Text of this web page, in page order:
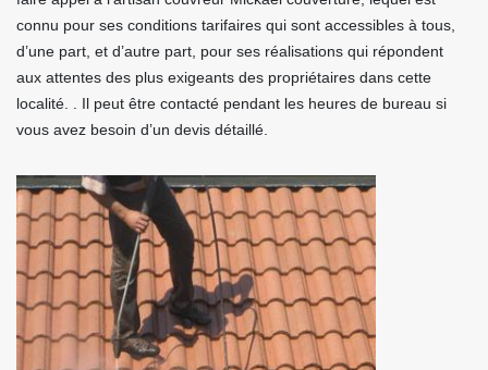
connu pour ses conditions tarifaires qui sont accessibles à tous,
d’une part, et d’autre part, pour ses réalisations qui répondent
aux attentes des plus exigeants des propriétaires dans cette
localité. . Il peut être contacté pendant les heures de bureau si
vous avez besoin d’un devis détaillé.